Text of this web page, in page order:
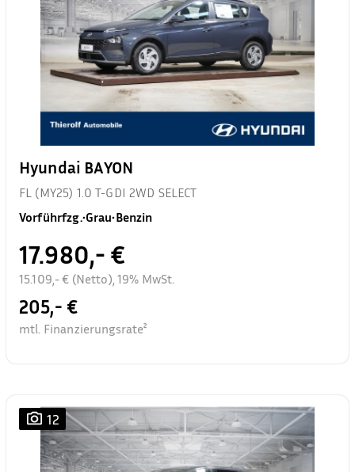
Hyundai BAYON
FL (MY25) 1.0 T-GDI 2WD SELECT
Vorführfzg.•Grau•Benzin
17.980,- €
15.109,- € (Netto), 19% MwSt.
205,- €
mtl. Finanzierungsrate²
12